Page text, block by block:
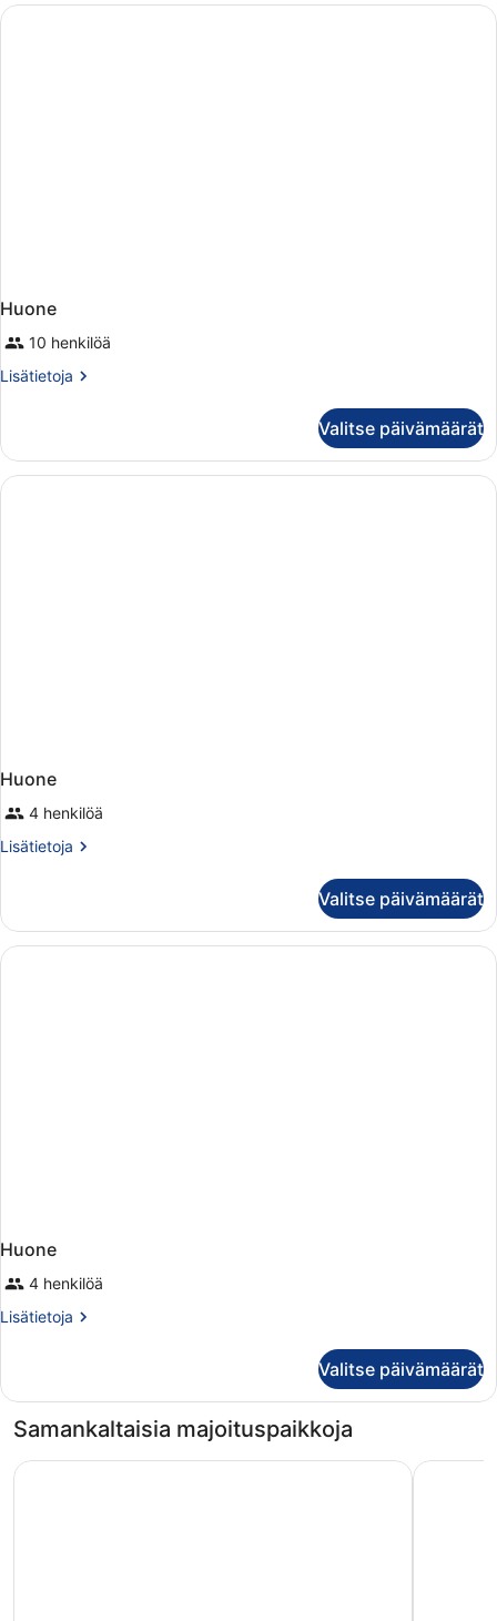
lisärakennuksessa
(Big)
Huone
10 henkilöä
Lisätietoja
Lisätietoja
Valitse päivämäärät
Huone
4 henkilöä
Lisätietoja
Lisätietoja
Valitse päivämäärät
Huone
4 henkilöä
Lisätietoja
Lisätietoja
Valitse päivämäärät
Samankaltaisia majoituspaikkoja
Bristol Sunset Beach Arena